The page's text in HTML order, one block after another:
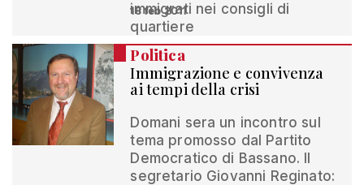
immigrati nei consigli di
quartiere
18 feb 2011
Politica
Immigrazione e convivenza
ai tempi della crisi
Domani sera un incontro sul
tema promosso dal Partito
Democratico di Bassano. Il
segretario Giovanni Reginato: